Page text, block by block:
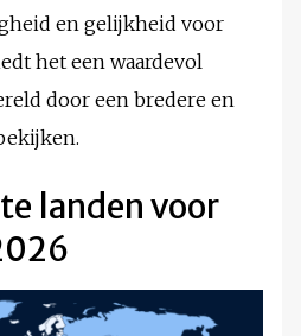
en gelijkheid voor
het een waardevol
door een bredere en
landen voor